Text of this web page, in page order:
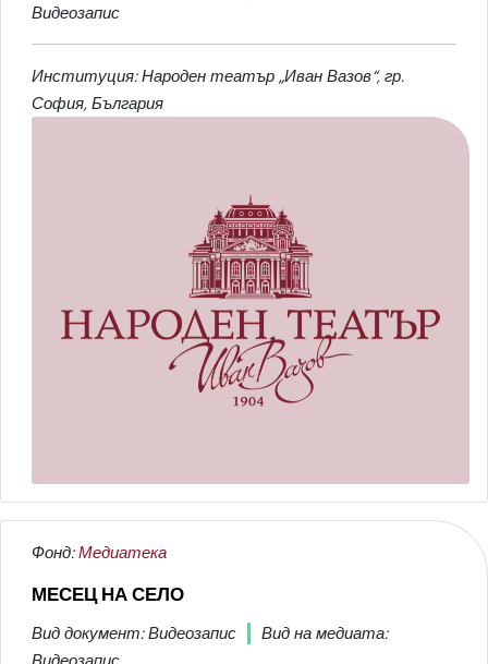
Видеозапис
Институция: Народен театър „Иван Вазов“, гр.
София, България
Фонд:Медиатека
МЕСЕЦ НА СЕЛО
Вид документ: Видеозапис
Вид на медиата: